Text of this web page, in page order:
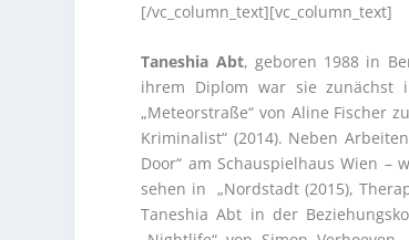
[/vc_column_text][vc_column_text]
Taneshia Abt, geboren 1988 in
ihrem Diplom war sie zunächst
„Meteorstraße“ von Aline Fischer
Kriminalist“ (2014). Neben
Door“ am Schauspielhaus Wien
sehen in „Nordstadt (2015),
Taneshia Abt in der